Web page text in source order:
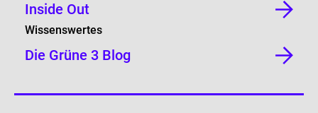
Inside Out
Wissenswertes
Die Grüne 3 Blog